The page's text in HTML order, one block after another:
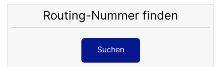
Routing-Nummer finden
Suchen